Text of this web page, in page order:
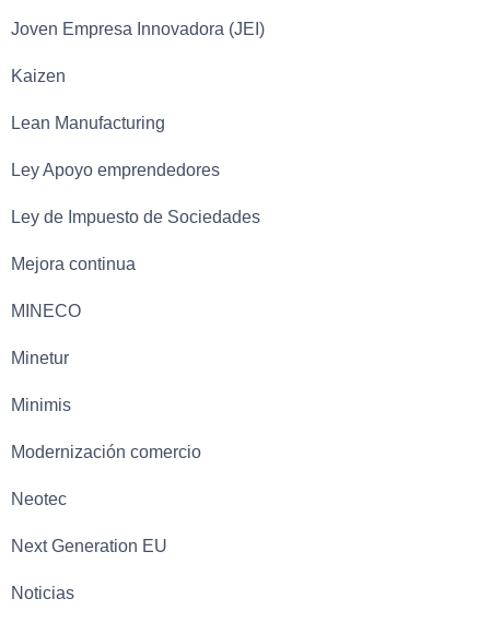
Joven Empresa Innovadora (JEI)
Kaizen
Lean Manufacturing
Ley Apoyo emprendedores
Ley de Impuesto de Sociedades
Mejora continua
MINECO
Minetur
Minimis
Modernización comercio
Neotec
Next Generation EU
Noticias